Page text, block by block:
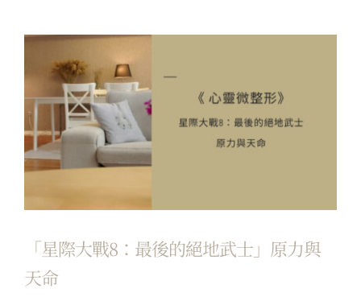
「星際大戰8：最後的絕地武士」原力與
天命